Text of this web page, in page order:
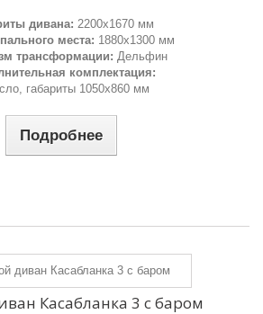
дивана: 2200х1670 мм
места: 1880х1300 мм
трансформации: Дельфин
комплектация:
габариты 1050х860 мм
Подробнее
Касабланка 3 с баром